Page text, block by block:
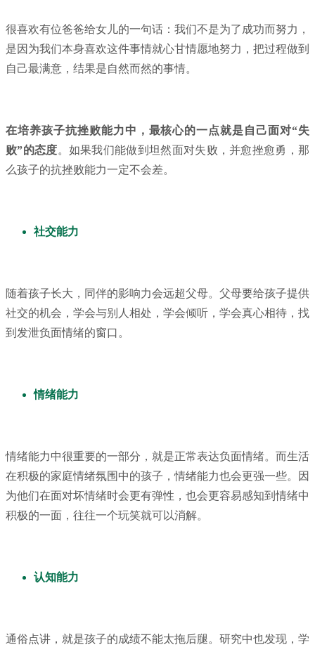
很喜欢有位爸爸给女儿的一句话：我们不是为了成功而努力，
是因为我们本身喜欢这件事情就心甘情愿地努力，把过程做到
自己最满意，结果是自然而然的事情。
在培养孩子抗挫败能力中，最核心的一点就是自己面对“失
败”的态度。如果我们能做到坦然面对失败，并愈挫愈勇，那
么孩子的抗挫败能力一定不会差。
社交能力
随着孩子长大，同伴的影响力会远超父母。父母要给孩子提供
社交的机会，学会与别人相处，学会倾听，学会真心相待，找
到发泄负面情绪的窗口。
情绪能力
情绪能力中很重要的一部分，就是正常表达负面情绪。而生活
在积极的家庭情绪氛围中的孩子，情绪能力也会更强一些。因
为他们在面对坏情绪时会更有弹性，也会更容易感知到情绪中
积极的一面，往往一个玩笑就可以消解。
认知能力
通俗点讲，就是孩子的成绩不能太拖后腿。研究中也发现，学